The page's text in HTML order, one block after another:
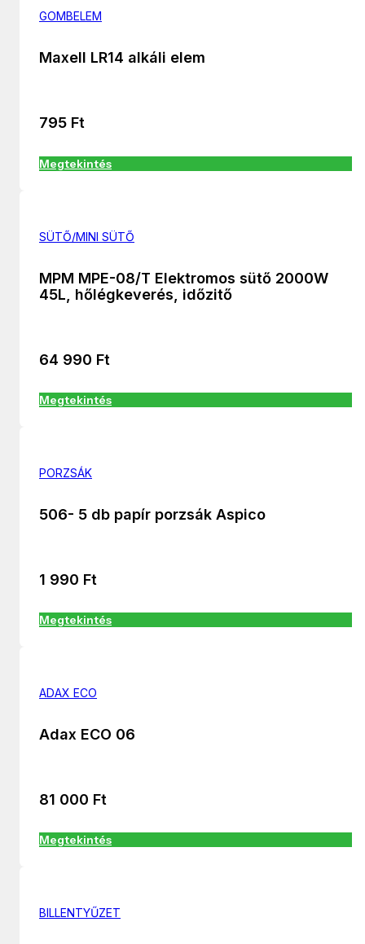
GOMBELEM
Maxell LR14 alkáli elem
795 Ft
Megtekintés
SÜTŐ/MINI SÜTŐ
MPM MPE-08/T Elektromos sütő 2000W
45L, hőlégkeverés, időzitő
64 990 Ft
Megtekintés
PORZSÁK
506- 5 db papír porzsák Aspico
1 990 Ft
Megtekintés
ADAX ECO
Adax ECO 06
81 000 Ft
Megtekintés
BILLENTYŰZET